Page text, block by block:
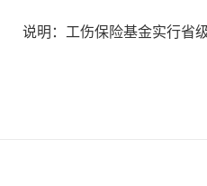
说明：工伤保险基金实行省级